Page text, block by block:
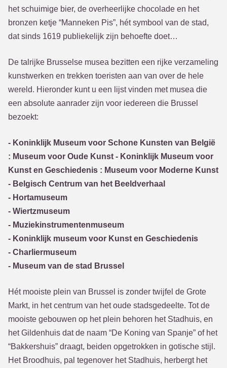
het schuimige bier, de overheerlijke chocolade en het
bronzen ketje “Manneken Pis”, hét symbool van de stad,
dat sinds 1619 publiekelijk zijn behoefte doet…
De talrijke Brusselse musea bezitten een rijke verzameling
kunstwerken en trekken toeristen aan van over de hele
wereld. Hieronder kunt u een lijst vinden met musea die
een absolute aanrader zijn voor iedereen die Brussel
bezoekt:
- Koninklijk Museum voor Schone Kunsten van België
: Museum voor Oude Kunst - Koninklijk Museum voor
Kunst en Geschiedenis : Museum voor Moderne Kunst
- Belgisch Centrum van het Beeldverhaal
- Hortamuseum
- Wiertzmuseum
- Muziekinstrumentenmuseum
- Koninklijk museum voor Kunst en Geschiedenis
- Charliermuseum
- Museum van de stad Brussel
Hét mooiste plein van Brussel is zonder twijfel de Grote
Markt, in het centrum van het oude stadsgedeelte. Tot de
mooiste gebouwen op het plein behoren het Stadhuis, en
het Gildenhuis dat de naam “De Koning van Spanje” of het
“Bakkershuis” draagt, beiden opgetrokken in gotische stijl.
Het Broodhuis, pal tegenover het Stadhuis, herbergt het